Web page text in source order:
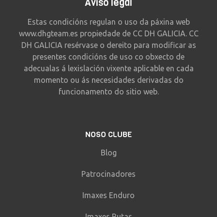
nunha circunferencia que parece que se fan
180 grados como se fora un wallride de
terra interminable. Saes para coller un
peralte máis cerrado e pequeno de dereitas,
apoiamos noutro peralte máis dereito para
enfilar unha empalmada que a meseta de
rocha pequecha de 2m longo pero sin
de medio metro de fondo deixando unha
meseta (2m) con rochas de forma irrgular
alternativa pola dereita. Según recepcionas
deseguido ten un peralte de esquerdas que
Estas condicións regulan o uso da páxina web
www.dhgteam.es propiedade de CC DH GALICIA. CC
DH GALICIA resérvase o dereito para modificar as
presentes condicións de uso co obxecto de
adecualas á lexislación vixente aplicable en cada
momento ou ás necesidades derivadas do
funcionamento do sitio web.
NOSO CLUBE
Blog
Patrocinadores
Imaxes Enduro